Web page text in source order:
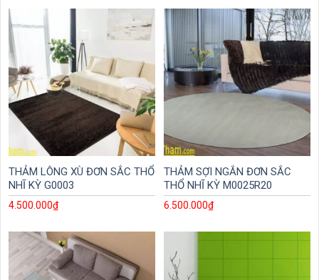
THẢM LÔNG XÙ ĐƠN SẮC THỔ
NHĨ KỲ G0003
4.500.000₫
THẢM SỢI NGẮN ĐƠN SẮC
THỔ NHĨ KỲ M0025R20
6.500.000₫